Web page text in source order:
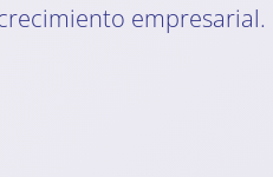
empresarial.